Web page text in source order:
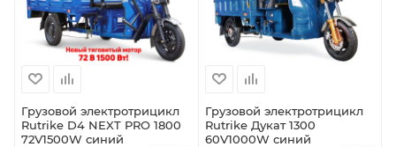
Грузовой электротрицикл
Rutrike D4 NEXT PRO 1800
72V1500W синий
Грузовой электротрицикл
Rutrike Дукат 1300
60V1000W синий